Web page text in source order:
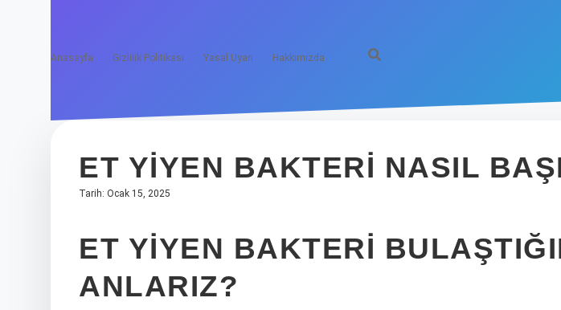
Anasayfa Gizlilik Politikası Yasal Uyarı Hakkımızda
ET YIYEN BAKTERI NASIL
Tarih: Ocak 15, 2025
ET YIYEN BAKTERI
ANLARIZ?